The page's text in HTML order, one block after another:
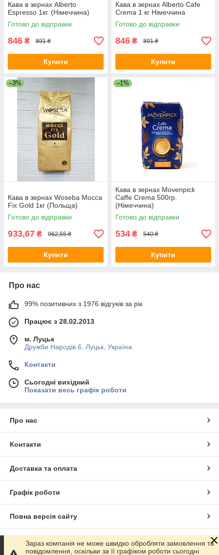
Кава в зернах Alberto
Espresso 1кг. (Німеччина)
Готово до відправки
846 ₴ 891 ₴
Купити
Кава в зернах Alberto Cafe
Crema 1 кг Німеччина
Готово до відправки
846 ₴ 891 ₴
Купити
–3%
Кава в зернах Woseba Mocca
Fix Gold 1кг (Польща)
Готово до відправки
933,67 ₴ 962,55 ₴
Купити
–1%
Кава в зернах Movenpick
Caffe Crema 500гр.
(Німеччина)
Готово до відправки
534 ₴ 540 ₴
Купити
Про нас
99% позитивних з 1976 відгуків за рік
Працює з 28.02.2013
м. Луцьк
Дружби Народів 6, Луцьк, Україна
Контакти
Сьогодні вихідний
Показати весь графік роботи
Про нас
Контакти
Доставка та оплата
Графік роботи
Повна версія сайту
Сайт створено на маркетплейсіProm.ua
Зараз компанія не може швидко обробляти замовлення та
повідомлення, оскільки за її графіком роботи сьогодні